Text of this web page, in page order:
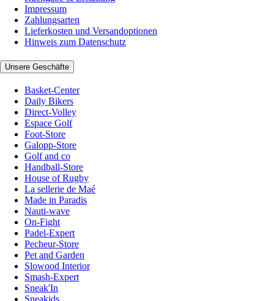
Impressum
Zahlungsarten
Lieferkosten und Versandoptionen
Hinweis zum Datenschutz
Unsere Geschäfte
Basket-Center
Daily Bikers
Direct-Volley
Espace Golf
Foot-Store
Galopp-Store
Golf and co
Handball-Store
House of Rugby
La sellerie de Maé
Made in Paradis
Nauti-wave
On-Fight
Padel-Expert
Pecheur-Store
Pet and Garden
Slowood Interior
Smash-Expert
Sneak'In
Sneakids